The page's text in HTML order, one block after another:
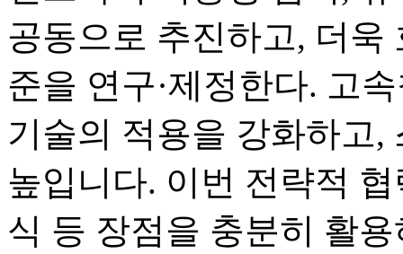
공동으로 추진하고, 더욱
준을 연구·제정한다. 고
기술의 적용을 강화하고,
높입니다. 이번 전략적
식 등 장점을 충분히 활